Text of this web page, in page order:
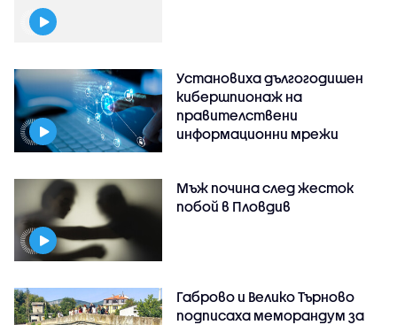
Установиха дългогодишен
кибершпионаж на
правителствени
информационни мрежи
Мъж почина след жесток
побой в Пловдив
Габрово и Велико Търново
подписаха меморандум за